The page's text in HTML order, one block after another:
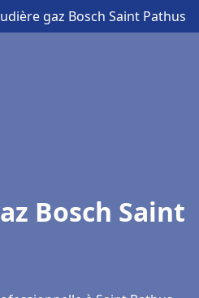
gaz Bosch Saint Pathus
Bosch Saint